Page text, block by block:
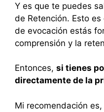
Y es que te puedes
de Retención. Esto
de evocación estás
comprensión y la
Entonces, si tienes
directamente de la
Mi recomendación